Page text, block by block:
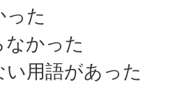
った
かった
用語があった